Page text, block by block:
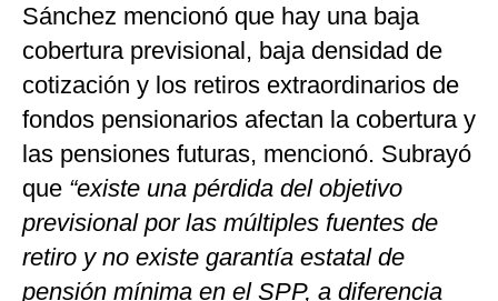
Sánchez mencionó que hay una baja
cobertura previsional, baja densidad de
cotización y los retiros extraordinarios de
fondos pensionarios afectan la cobertura y
las pensiones futuras, mencionó. Subrayó
que “existe una pérdida del objetivo
previsional por las múltiples fuentes de
retiro y no existe garantía estatal de
pensión mínima en el SPP, a diferencia